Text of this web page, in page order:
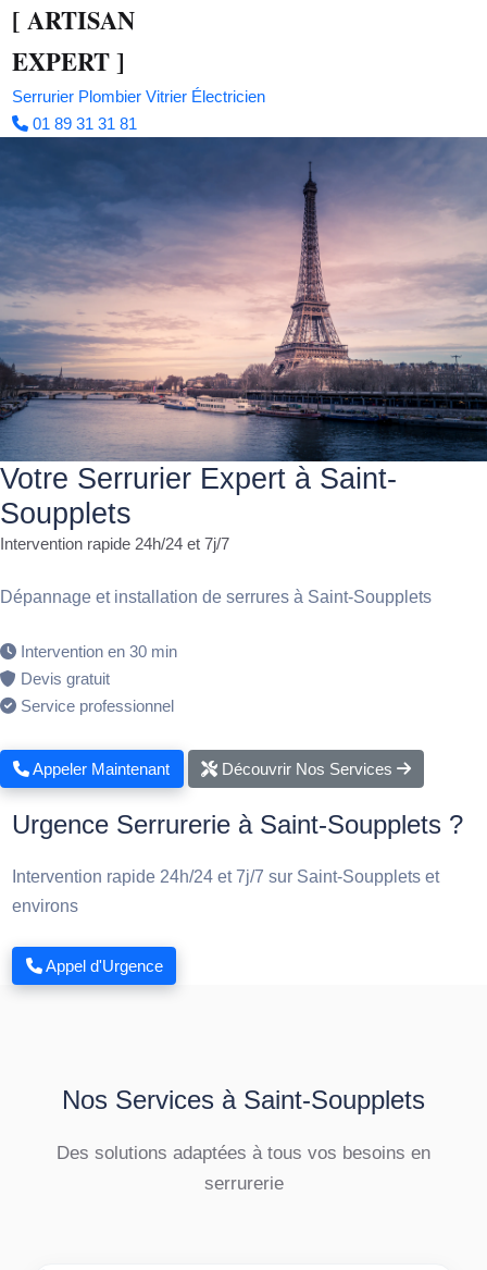
[ ARTISAN
EXPERT]
Serrurier Plombier Vitrier Électricien
01 89 31 31 81
Votre Serrurier Expert à Saint-
Soupplets
Intervention rapide 24h/24 et 7j/7
Dépannage et installation de serrures à Saint-Soupplets
Intervention en 30 min
Devis gratuit
Service professionnel
Appeler Maintenant Découvrir Nos Services
Urgence Serrurerie à Saint-Soupplets ?
Intervention rapide 24h/24 et 7j/7 sur Saint-Soupplets et
environs
Appel d'Urgence
Nos Services à Saint-Soupplets
Des solutions adaptées à tous vos besoins en
serrurerie